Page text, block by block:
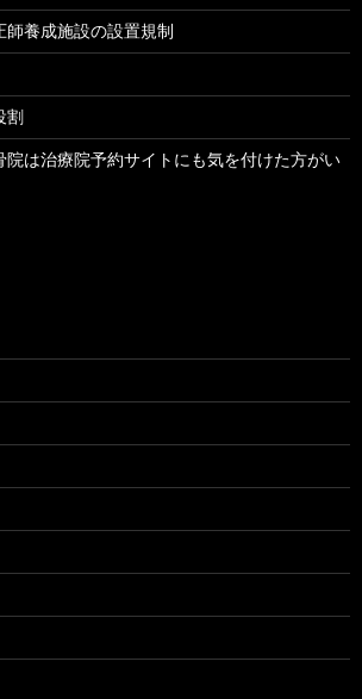
師養成施設の設置規制
割
院は治療院予約サイトにも気を付けた方がい